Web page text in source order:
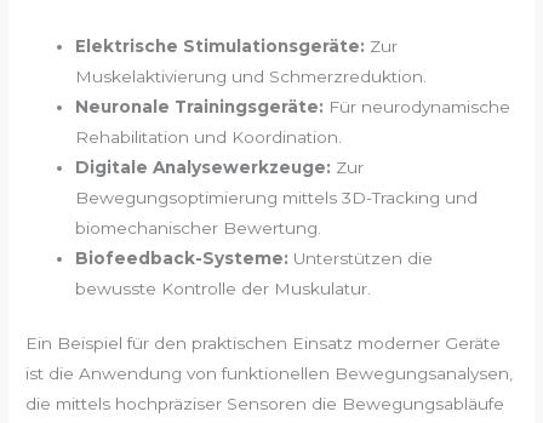
Elektrische Stimulationsgeräte: Zur
Muskelaktivierung und Schmerzreduktion.
Neuronale Trainingsgeräte: Für neurodynamische
Rehabilitation und Koordination.
Digitale Analysewerkzeuge: Zur
Bewegungsoptimierung mittels 3D-Tracking und
biomechanischer Bewertung.
Biofeedback-Systeme: Unterstützen die
bewusste Kontrolle der Muskulatur.
Ein Beispiel für den praktischen Einsatz moderner Geräte
ist die Anwendung von funktionellen Bewegungsanalysen,
die mittels hochpräziser Sensoren die Bewegungsabläufe